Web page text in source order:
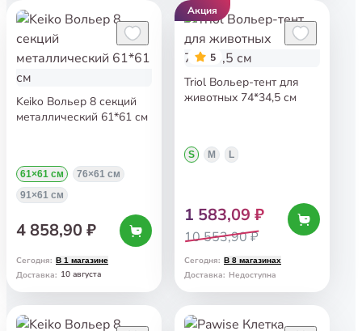
Keiko Вольер 8 секций
металлический 61*61 см
61×61 см
76×61 см
91×61 см
4 858,90 ₽
Сегодня: В 1 магазине
Доставка: 10 августа
Акция
5
Triol Вольер-тент для
животных 74*34,5 см
S M L
1 583,09 ₽
10 553,90 ₽
Сегодня: В 8 магазинах
Доставка: Недоступна